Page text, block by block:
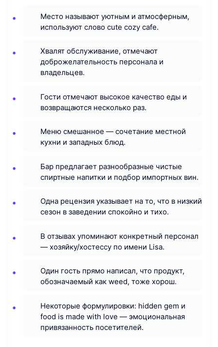
Место называют уютным и атмосферным,
используют слово cute cozy cafe.
Хвалят обслуживание, отмечают
доброжелательность персонала и
владельцев.
Гости отмечают высокое качество еды и
возвращаются несколько раз.
Меню смешанное — сочетание местной
кухни и западных блюд.
Бар предлагает разнообразные чистые
спиртные напитки и подбор импортных вин.
Одна рецензия указывает на то, что в низкий
сезон в заведении спокойно и тихо.
В отзывах упоминают конкретный персонал
— хозяйку/хостессу по имени Lisa.
Один гость прямо написал, что продукт,
обозначаемый как weed, тоже хорош.
Некоторые формулировки: hidden gem и
food is made with love — эмоциональная
привязанность посетителей.